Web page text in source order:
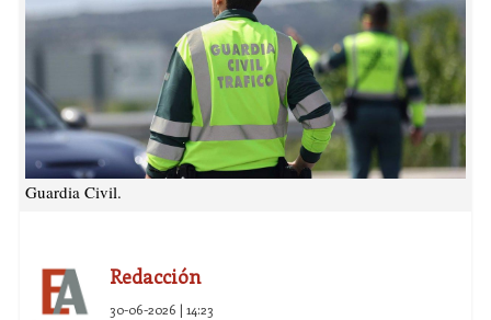
Guardia Civil.
Redacción
30-06-2026 | 14:23